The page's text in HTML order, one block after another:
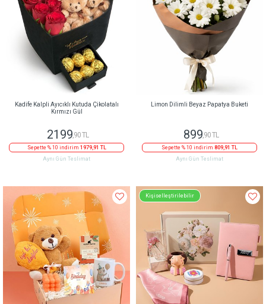
Kadife Kalpli Ayıcıklı Kutuda Çikolatalı
Kırmızı Gül
2199,90 TL
Sepette % 10 indirim 1979,91 TL
Aynı Gün Teslimat
Limon Dilimli Beyaz Papatya Buketi
899,90 TL
Sepette % 10 indirim 809,91 TL
Aynı Gün Teslimat
Kişiselleştirilebilir